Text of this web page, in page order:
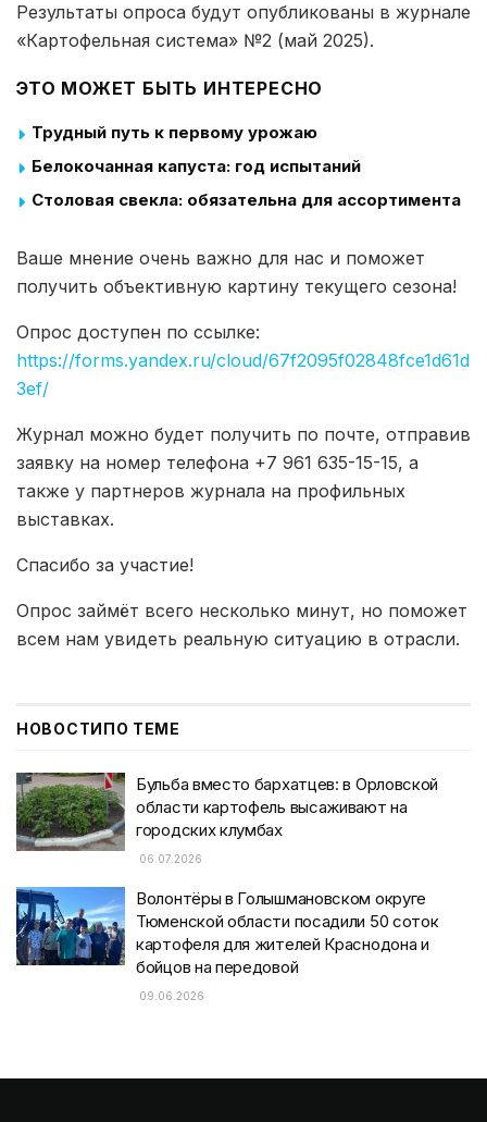
Результаты опроса будут опубликованы в журнале
«Картофельная система» №2 (май 2025).
ЭТО МОЖЕТ БЫТЬ ИНТЕРЕСНО
Трудный путь к первому урожаю
Белокочанная капуста: год испытаний
Столовая свекла: обязательна для ассортимента
Ваше мнение очень важно для нас и поможет
получить объективную картину текущего сезона!
Опрос доступен по ссылке:
https://forms.yandex.ru/cloud/67f2095f02848fce1d61d
3ef/
Журнал можно будет получить по почте, отправив
заявку на номер телефона +7 961 635-15-15, а
также у партнеров журнала на профильных
выставках.
Спасибо за участие!
Опрос займёт всего несколько минут, но поможет
всем нам увидеть реальную ситуацию в отрасли.
НОВОСТИПО ТЕМЕ
Бульба вместо бархатцев: в Орловской
области картофель высаживают на
городских клумбах
06.07.2026
Волонтёры в Голышмановском округе
Тюменской области посадили 50 соток
картофеля для жителей Краснодона и
бойцов на передовой
09.06.2026